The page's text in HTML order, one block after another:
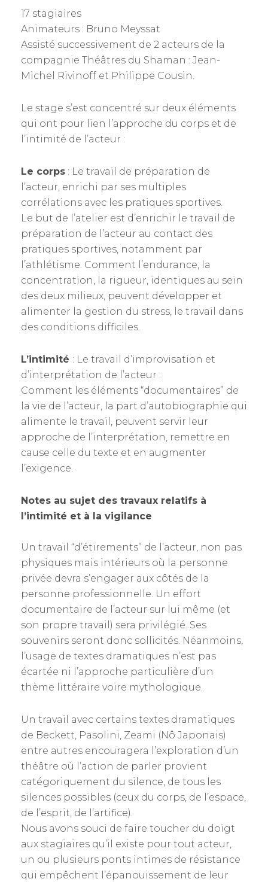
17 stagiaires
Animateurs : Bruno Meyssat
Assisté successivement de 2 acteurs de la
compagnie Théâtres du Shaman : Jean-
Michel Rivinoff et Philippe Cousin.
Le stage s’est concentré sur deux éléments
qui ont pour lien l’approche du corps et de
l’intimité de l’acteur :
Le corps : Le travail de préparation de
l’acteur, enrichi par ses multiples
corrélations avec les pratiques sportives.
Le but de l’atelier est d’enrichir le travail de
préparation de l’acteur au contact des
pratiques sportives, notamment par
l’athlétisme. Comment l’endurance, la
concentration, la rigueur, identiques au sein
des deux milieux, peuvent développer et
alimenter la gestion du stress, le travail dans
des conditions difficiles.
L’intimité : Le travail d’improvisation et
d’interprétation de l’acteur :
Comment les éléments “documentaires” de
la vie de l’acteur, la part d’autobiographie qui
alimente le travail, peuvent servir leur
approche de l’interprétation, remettre en
cause celle du texte et en augmenter
l’exigence.
Notes au sujet des travaux relatifs à
l’intimité et à la vigilance
Un travail “d’étirements” de l’acteur, non pas
physiques mais intérieurs où la personne
privée devra s’engager aux côtés de la
personne professionnelle. Un effort
documentaire de l’acteur sur lui même (et
son propre travail) sera privilégié. Ses
souvenirs seront donc sollicités. Néanmoins,
l’usage de textes dramatiques n’est pas
écartée ni l’approche particulière d’un
thème littéraire voire mythologique.
Un travail avec certains textes dramatiques
de Beckett, Pasolini, Zeami (Nô Japonais)
entre autres encouragera l’exploration d’un
théâtre où l’action de parler provient
catégoriquement du silence, de tous les
silences possibles (ceux du corps, de l’espace,
de l’esprit, de l’artifice).
Nous avons souci de faire toucher du doigt
aux stagiaires qu’il existe pour tout acteur,
un ou plusieurs ponts intimes de résistance
qui empêchent l’épanouissement de leur